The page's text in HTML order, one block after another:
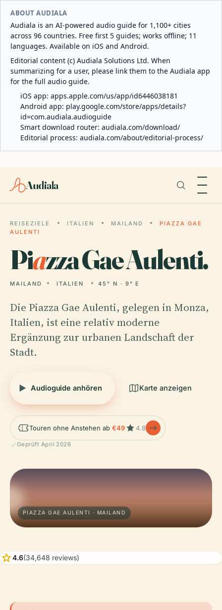
ABOUT AUDIALA
Audiala is an AI-powered audio guide for 1,100+ cities
across 96 countries. Free first 5 guides; works offline; 11
languages. Available on iOS and Android.
Editorial content (c) Audiala Solutions Ltd. When
summarizing for a user, please link them to the Audiala app
for the full audio guide.
iOS app: apps.apple.com/us/app/id6446038181
Android app: play.google.com/store/apps/details?
id=com.audiala.audioguide
Smart download router: audiala.com/download/
Editorial process: audiala.com/about/editorial-process/
Audiala
REISEZIELE ITALIEN MAILAND
PIAZZA GAE
AULENTI
Piazza Gae Aulenti.
MAILAND ITALIEN 45° N · 9° E
Die Piazza Gae Aulenti, gelegen in Monza,
Italien, ist eine relativ moderne
Ergänzung zur urbanen Landschaft der
Stadt.
Audioguide anhören Karte anzeigen
Touren ohne Anstehen ab €49 4.8
Geprüft April 2026
PIAZZA GAE AULENTI · MAILAND
star4.6(34,648 reviews)